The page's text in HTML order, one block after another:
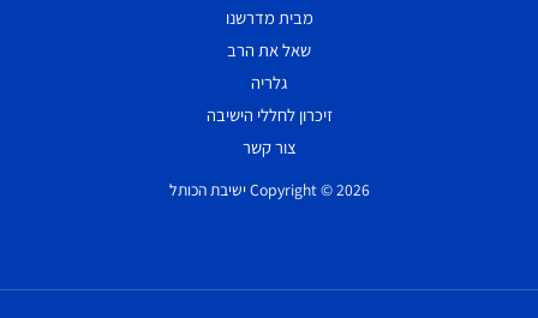
מבית מדרשנו
שאל את הרב
גלריה
זיכרון לחללי הישיבה
צור קשר
Copyright © 2026 ישיבת הכותל